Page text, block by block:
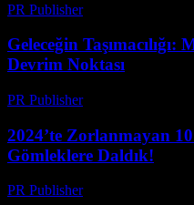
PR Publisher-
Geleceğin
Devrim Noktası
PR Publisher-
2024’te Zorlanmayan
Gömleklere Daldık!
PR Publisher-